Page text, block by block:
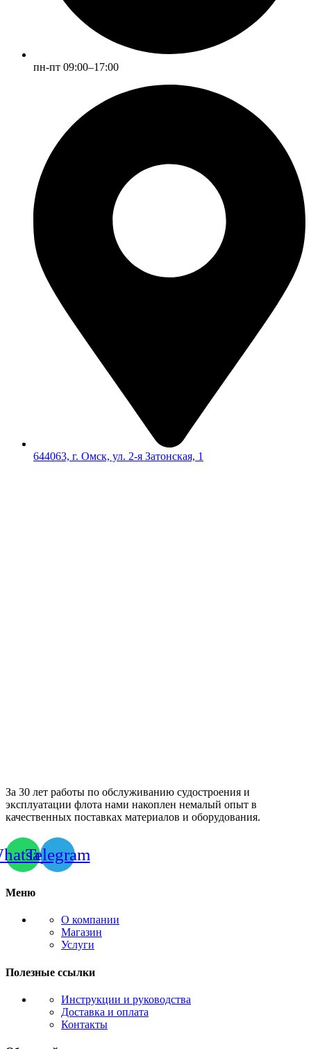
пн-пт 09:00–17:00
644063, г. Омск, ул. 2-я Затонская, 1
За 30 лет работы по обслуживанию судостроения и
эксплуатации флота нами накоплен немалый опыт в
качественных поставках материалов и оборудования.
Telegram
Меню
О компании
Магазин
Услуги
Полезные ссылки
Инструкции и руководства
Доставка и оплата
Контакты